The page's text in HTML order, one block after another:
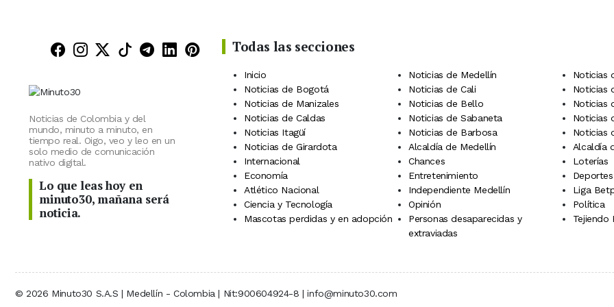
Minuto30 en Facebook
Minuto30 en Instagram
Minuto30 en X (Twitter)
Minuto30 en TikTok
Canal de Minuto30 en Telegram
Minuto30 en LinkedIn
Minuto30 en Pinterest
Noticias de Colombia y del
mundo, minuto a minuto, en
tiempo real. Oigo, veo y leo en un
solo medio de comunicación
nativo digital.
Lo que leas hoy en
minuto30, mañana será
noticia.
Todas las secciones
Inicio Noticias de Medellín
Noticias
Noticias de Bogotá
Noticias de Cali
Noticias
Noticias de Manizales
Noticias de Bello
Noticias
Noticias de Caldas
Noticias de Sabaneta
Noticias
Noticias Itagüí
Noticias de Barbosa
Noticias
Noticias de Girardota
Alcaldía de Medellín
Alcaldía
Internacional
Chances
Loterías
Economía
Entretenimiento
Deportes
Atlético Nacional
Independiente Medellín
Liga
Ciencia y Tecnología
Opinión
Política
Mascotas perdidas y en adopción
Personas desaparecidas y
extraviadas
Tejiendo
© 2026 Minuto30 S.A.S | Medellín - Colombia | Nit:900604924-8 | info@minuto30.com